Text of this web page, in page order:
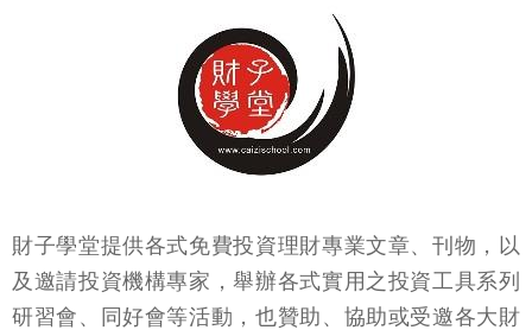
財子學堂提供各式免費投資理財專業文章、刊物，以
及邀請投資機構專家，舉辦各式實用之投資工具系列
研習會、同好會等活動，也贊助、協助或受邀各大財